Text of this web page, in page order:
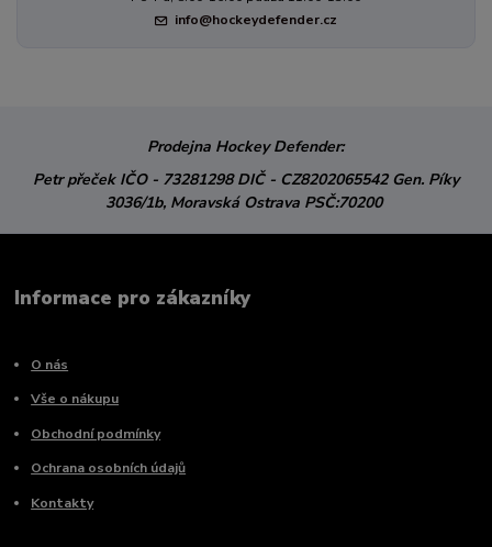
info@hockeydefender.cz
Prodejna Hockey Defender:
Petr přeček IČO - 73281298DIČ - CZ8202065542 Gen. Píky
3036/1b, Moravská Ostrava PSČ:70200
Informace pro zákazníky
O nás
Vše o nákupu
Obchodní podmínky
Ochrana osobních údajů
Kontakty